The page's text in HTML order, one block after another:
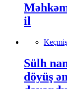
il
Sülh
döyüş